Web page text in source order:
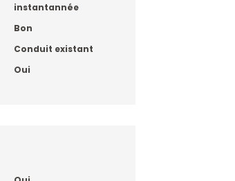
instantannée
Bon
Conduit existant
Oui